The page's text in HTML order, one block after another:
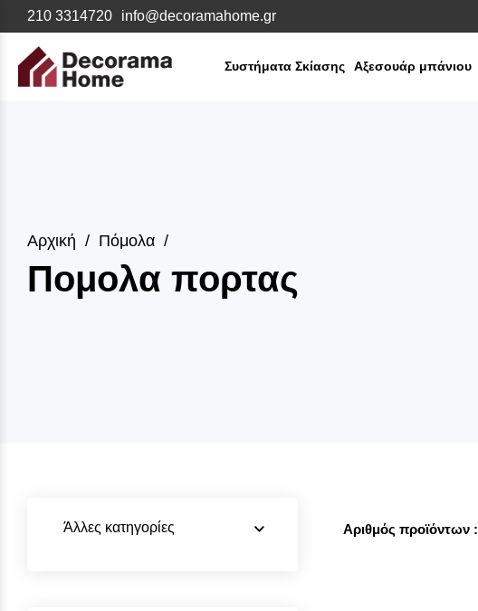
210 3314720 info@decoramahome.gr
Συστήματα Σκίασης Αξεσουάρ μπάνιου
Αρχική Πόμολα
Πομολα πορτας
Άλλες κατηγορίες Αριθμός προϊόντων :